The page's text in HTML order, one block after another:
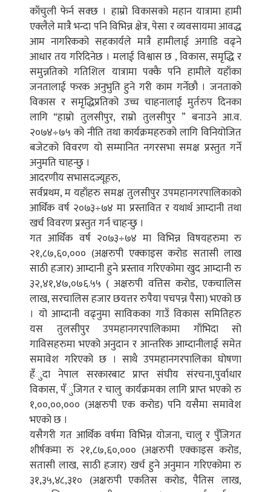
काँचुली फेर्न सक्छ । हाम्रो विकासको महान यात्रामा हामी
एक्लैले मात्रै भन्दा पनि विभिन्न क्षेत्र, पेसा र व्यवसायमा आवद्ध
आम नागरिकको सहकार्यले मात्रै हामीलाई अगाडि वढ्ने
आधार तय गरिदिनेछ । मलाई विश्वास छ , विकास, समृद्धि र
समुन्नतिको गतिशिल यात्रामा पक्कै पनि हामीले यहाँका
जनतालाई फरक अनुभुति हुने गरी काम गर्नेछौ । जनताको
विकास र समृद्धिप्रतिको उच्च चाहनालाई मुर्तरुप दिनका
लागि “हाम्रो तुलसीपुर, राम्रो तुलसीपुर ” बनाउने आ.व.
२०७४÷७५ को नीति तथा कार्यक्रमहरुको लागि विनियोजित
बजेटको विवरण यो सम्मानित नगरसभा समक्ष प्रस्तुत गर्ने
अनुमति चाहन्छु ।
आदरणीय सभासदज्यूहरु,
सर्वप्रथम, म यहाँहरु समक्ष तुलसीपुर उपमहानगरपालिकाको
आर्थिक वर्ष २०७३÷७४ मा प्रस्तावित र यथार्थ आम्दानी तथा
खर्च विवरण प्रस्तुत गर्न चाहन्छु ।
गत आर्थिक वर्ष २०७३÷७४ मा विभिन्न विषयहरुमा रु
२१,८७,६०,००० (अक्षरुपी एक्काइस करोड सतासी लाख
साठी हजार) आम्दानी हुने प्रस्ताव गरिएकोमा खुद आम्दानी रु
३२,४१,४७,०७६.५५ ( अक्षरुपी वत्तिस करोड, एकचालिस
लाख, सरचालिस हजार छयत्तर रुपैया पचपन्न पैसा) भएको छ
। यो आम्दानी वढ्नुमा साविकका गाउँ विकास समितिहरु
यस तुलसीपुर उपमहानगरपालिकामा गाँभिदा सो
गाविसहरुमा भएको अनुदान र आन्तरिक आम्दानीलाई समेत
समावेश गरिएको छ । साथै उपमहानगरपालिका घोषणा
हँुदा नेपाल सरकारबाट प्राप्त संघीय संरचना,पुर्वाधार
विकास, पँुजिगत र चालु कार्यक्रमका लागि प्राप्त भएको रु
१,००,००,००० (अक्षरुपी एक करोड) पनि यसैमा समावेश
भएको छ ।
यसैगरी गत आर्थिक वर्षमा विभिन्न योजना, चालु र पुँजिगत
शीर्षकमा रु २१,८७,६०,००० (अक्षरुपी एक्काइस करोड,
सतासी लाख, साठी हजार) खर्च हुने अनुमान गरिएकोमा रु
३१,३५,४८,३१० (अक्षरुपी एकतिस करोड, पैतिस लाख,